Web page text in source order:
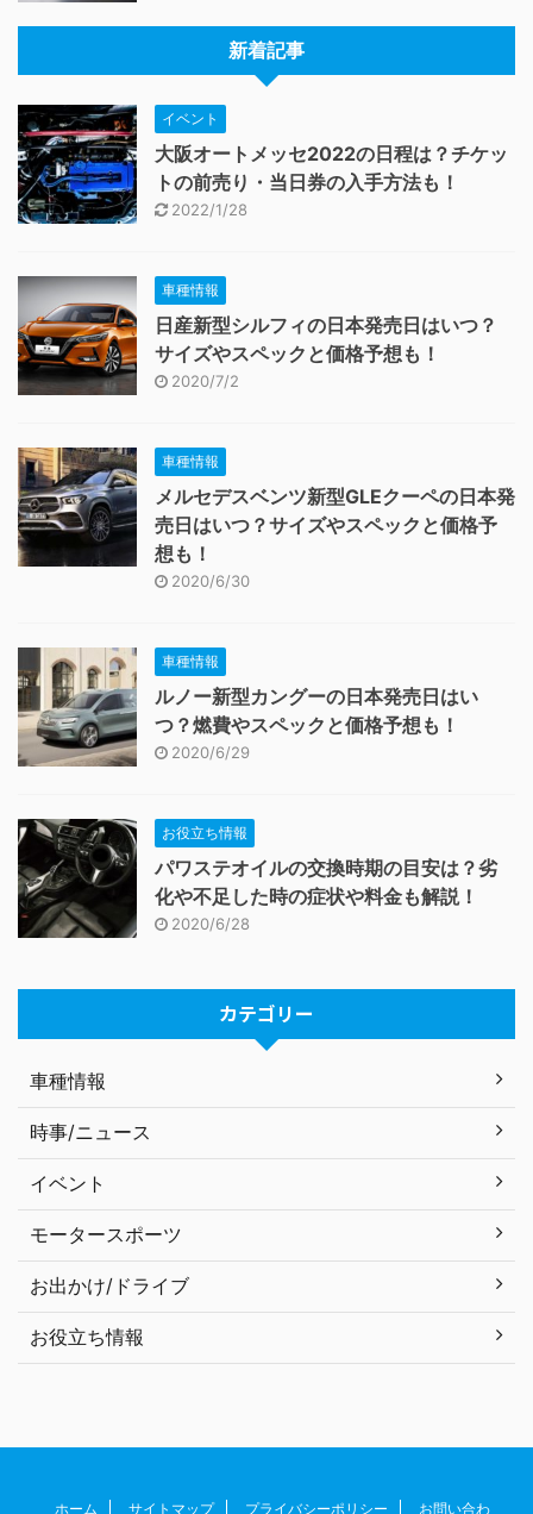
新着記事
イベント
大阪オートメッセ2022の日程は？チケッ
トの前売り・当日券の入手方法も！
2022/1/28
車種情報
日産新型シルフィの日本発売日はいつ？
サイズやスペックと価格予想も！
2020/7/2
車種情報
メルセデスベンツ新型GLEクーペの日本発
売日はいつ？サイズやスペックと価格予
想も！
2020/6/30
車種情報
ルノー新型カングーの日本発売日はい
つ？燃費やスペックと価格予想も！
2020/6/29
お役立ち情報
パワステオイルの交換時期の目安は？劣
化や不足した時の症状や料金も解説！
2020/6/28
カテゴリー
車種情報
時事/ニュース
イベント
モータースポーツ
お出かけ/ドライブ
お役立ち情報
ホーム サイトマップ プライバシーポリシー お問い合わ